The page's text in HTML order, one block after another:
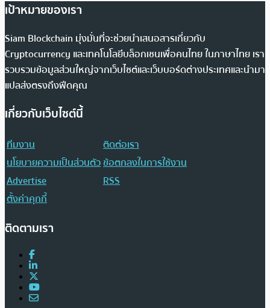
เป้าหมายของเรา
Siam Blockchain มุ่งมั่นที่จะช่วยนำเสนอสารเกี่ยวกับ
Cryptocurrency และเทคโนโลยีบล็อกเชนเพื่อคนไทย ในภาษาไทย เรา
รวบรวมข้อมูลส่วนใหญ่จากเว็บไซต์และเว็บบอร์ดต่างประเทศและนำมา
แปลส่งตรงถึงฟีดคุณ
เกี่ยวกับเว็บไซต์นี้
ทีมงาน
ติดต่อเรา
นโยบายความเป็นส่วนตัวข้อตกลงในการใช้งาน
Advertise
RSS
ตั้งค่าคุกกี้
ติดตามเรา